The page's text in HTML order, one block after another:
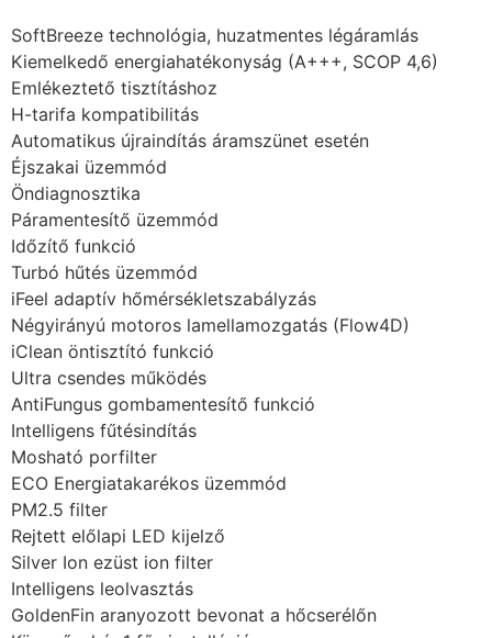
SoftBreeze technológia, huzatmentes légáramlás
Kiemelkedő energiahatékonyság (A+++, SCOP 4,6)
Emlékeztető tisztításhoz
H-tarifa kompatibilitás
Automatikus újraindítás áramszünet esetén
Éjszakai üzemmód
Öndiagnosztika
Páramentesítő üzemmód
Időzítő funkció
Turbó hűtés üzemmód
iFeel adaptív hőmérsékletszabályzás
Négyirányú motoros lamellamozgatás (Flow4D)
iClean öntisztító funkció
Ultra csendes működés
AntiFungus gombamentesítő funkció
Intelligens fűtésindítás
Mosható porfilter
ECO Energiatakarékos üzemmód
PM2.5 filter
Rejtett előlapi LED kijelző
Silver Ion ezüst ion filter
Intelligens leolvasztás
GoldenFin aranyozott bevonat a hőcserélőn